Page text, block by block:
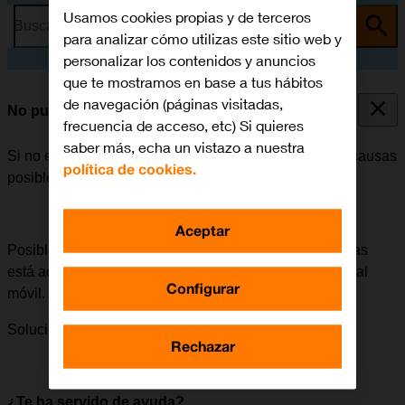
Busca por problema o tema
No puedo recibir llamadas
Si no es posible recibir llamadas, puede haber varias causas
posibles al problema.
Posible causa 2 de 3:Si el desvío de todas las llamadas
está activado, no será posible recibir ninguna llamada al
móvil.
Solución:Cómo cancelar todos los desvíos.
Usamos cookies propias y de terceros
para analizar cómo utilizas este sitio web y
personalizar los contenidos y anuncios
que te mostramos en base a tus hábitos
de navegación (páginas visitadas,
frecuencia de acceso, etc) Si quieres
saber más, echa un vistazo a nuestra
política de cookies.
Configurar
Rechazar
Aceptar